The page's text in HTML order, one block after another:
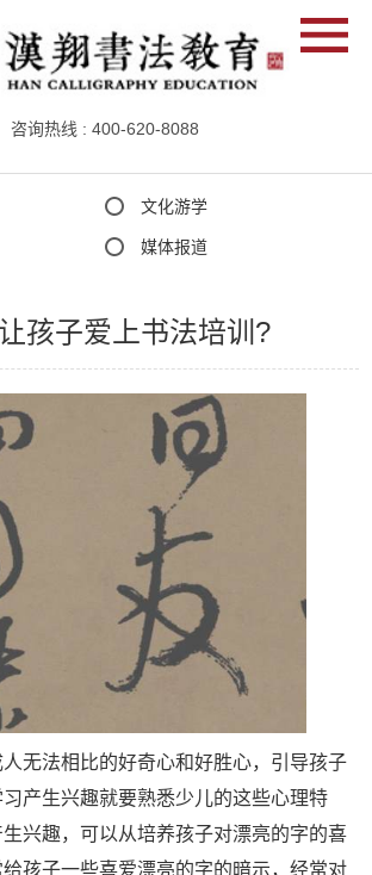
咨询热线 : 400-620-8088
学
员
文化游学
媒体报道
孩子爱上书法培训?
法相比的好奇心和好胜心，引导孩子
习产生兴趣就要熟悉少儿的这些心理特
兴趣，可以从培养孩子对漂亮的字的喜
孩子一些喜爱漂亮的字的暗示，经常对